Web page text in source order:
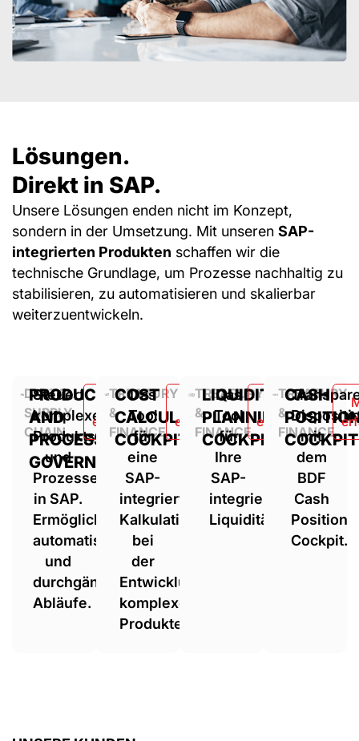
Lösungen.
Direkt in SAP.
Unsere Lösungen enden nicht im Konzept,
sondern in der Umsetzung. Mit unserenSAP-
integrierten Produkten schaffen wir die
technische Grundlage, um Prozesse nachhaltig zu
stabilisieren, zu automatisieren und skalierbar
weiterzuentwickeln.
DIGITAL
SUPPLY
CHAIN
PRODUCT
AND
PROCESS
GOVERNANCE
Steuert
komplexe
Produktstrukturen
und
Prozesse
in SAP.
Ermöglicht
automatisierte
und
durchgängige
Abläufe.
Mehr
erfahren
TREASURY
&
FINANCE
COST
CALCULATION
COCKPIT
Das
Tool
für
eine
SAP-
integrierte
Kalkulation
bei
der
Entwicklung
komplexer
Produkte.
Mehr
erfahren
TREASURY
&
FINANCE
LIQUIDITY
PLANNING
COCKPIT
Das
Tool
für
Ihre
SAP-
integrierte
Liquiditätsplanung.
Mehr
erfahren
TREASURY
&
FINANCE
CASH
COCKPIT
mit
dem
BDF
Cash
Position
Cockpit.